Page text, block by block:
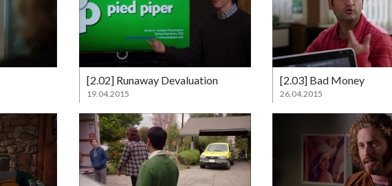
[2.02] Runaway Devaluation
19.04.2015
[2.03] Bad Money
26.04.2015